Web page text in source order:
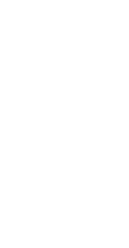
Другие
Реестр